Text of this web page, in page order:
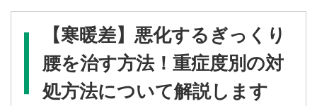
【寒暖差】悪化するぎっくり
腰を治す方法！重症度別の対
処方法について解説します